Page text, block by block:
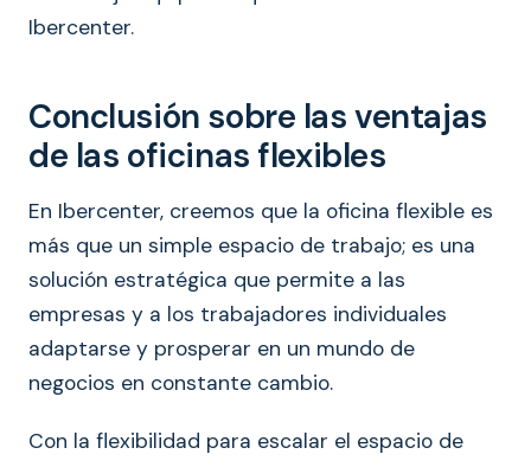
Ibercenter.
Conclusión sobre las ventajas
de las oficinas flexibles
En Ibercenter, creemos que la oficina flexible es
más que un simple espacio de trabajo; es una
solución estratégica que permite a las
empresas y a los trabajadores individuales
adaptarse y prosperar en un mundo de
negocios en constante cambio.
Con la flexibilidad para escalar el espacio de